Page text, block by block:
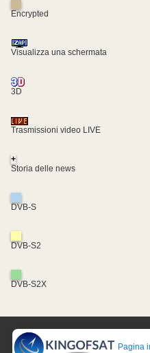
Encrypted
Visualizza una schermata
3D
Trasmissioni video LIVE
+
Storia delle news
DVB-S
DVB-S2
DVB-S2X
Pagina